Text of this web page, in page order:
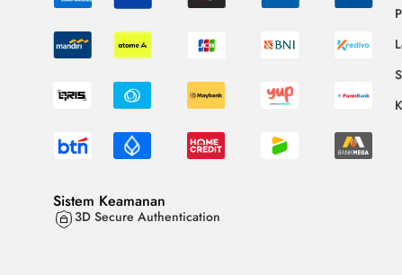
Sistem Keamanan
3D Secure Authentication